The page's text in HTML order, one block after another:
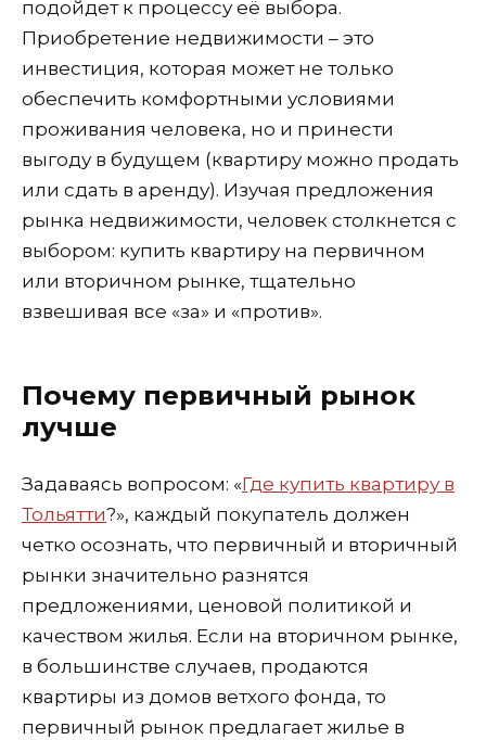
подойдет к процессу её выбора.
Приобретение недвижимости – это
инвестиция, которая может не только
обеспечить комфортными условиями
проживания человека, но и принести
выгоду в будущем (квартиру можно продать
или сдать в аренду). Изучая предложения
рынка недвижимости, человек столкнется с
выбором: купить квартиру на первичном
или вторичном рынке, тщательно
взвешивая все «за» и «против».
Почему первичный рынок
лучше
Задаваясь вопросом: «Где купить квартиру в
Тольятти?», каждый покупатель должен
четко осознать, что первичный и вторичный
рынки значительно разнятся
предложениями, ценовой политикой и
качеством жилья. Если на вторичном рынке,
в большинстве случаев, продаются
квартиры из домов ветхого фонда, то
первичный рынок предлагает жилье в